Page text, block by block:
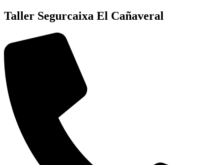
Taller Segurcaixa El Cañaveral